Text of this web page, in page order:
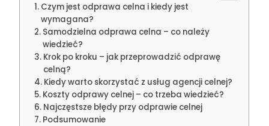
Czym jest odprawa celna i kiedy jest
wymagana?
Samodzielna odprawa celna – co należy
wiedzieć?
Krok po kroku – jak przeprowadzić odprawę
celną?
Kiedy warto skorzystać z usług agencji celnej?
Koszty odprawy celnej – co trzeba wiedzieć?
Najczęstsze błędy przy odprawie celnej
Podsumowanie